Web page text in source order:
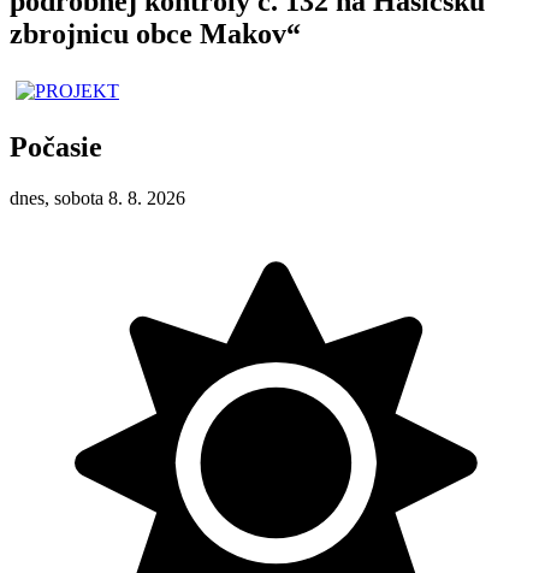
zbrojnicu obce Makov“
Počasie
dnes, sobota 8. 8. 2026